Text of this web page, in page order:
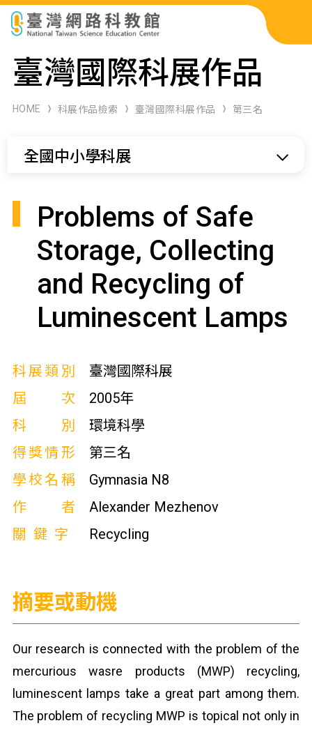
科展作品檢索
科學研習月刊
臺灣國際科展作品
HOME 科展作品檢索 臺灣國際科展作品 第三名
全國中小學科展
Problems of Safe
Storage, Collecting
and Recycling of
Luminescent Lamps
科展類別
臺灣國際科展
屆次
2005年
科別
環境科學
得獎情形
第三名
學校名稱
Gymnasia N8
作者
Alexander Mezhenov
關鍵字
Recycling
摘要或動機
Our research is connected with the problem of the
mercurious wasre products (MWP) recycling,
luminescent lamps take a great part among them.
The problem of recycling MWP is topical not only in